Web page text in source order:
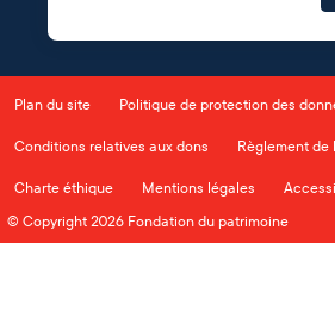
Plan du site Politique de protection des
Conditions relatives aux dons Règlement de
Charte éthique Mentions légales
© Copyright 2026 Fondation du patrimoine